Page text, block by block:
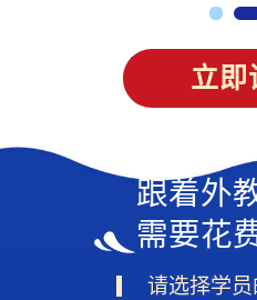
立即
跟着外
需要花
请选择学